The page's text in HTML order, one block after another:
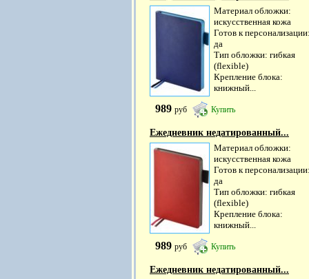
Материал обложки:
искусственная кожа
Готов к
да
Тип обложки: гибкая
(flexible)
Крепление блока:
книжный...
989 руб Купить
Ежедневник недатированный...
Материал обложки:
искусственная кожа
Готов к
да
Тип обложки: гибкая
(flexible)
Крепление блока:
книжный...
989 руб Купить
Ежедневник недатированный...